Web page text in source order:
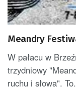
Meandry
W pałacu w
trzydniowy
ruchu i słowa".